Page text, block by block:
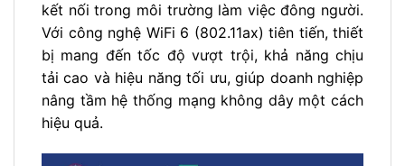
kết nối trong môi trường làm việc đông người.
Với công nghệ WiFi 6 (802.11ax) tiên tiến, thiết
bị mang đến tốc độ vượt trội, khả năng chịu
tải cao và hiệu năng tối ưu, giúp doanh nghiệp
nâng tầm hệ thống mạng không dây một cách
hiệu quả.